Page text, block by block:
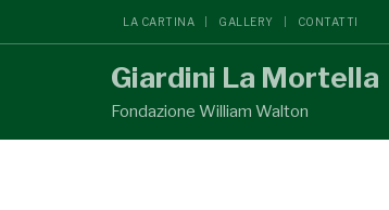
LA CARTINA GALLERY CONTATTI
Giardini La Mortella
Fondazione William Walton